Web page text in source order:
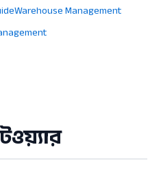
Warehouse Management